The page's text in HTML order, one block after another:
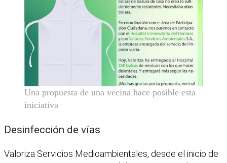
Una propuesta de una vecina hace posible esta
iniciativa
Desinfección de vías
Valoriza Servicios Medioambientales, desde el inicio de